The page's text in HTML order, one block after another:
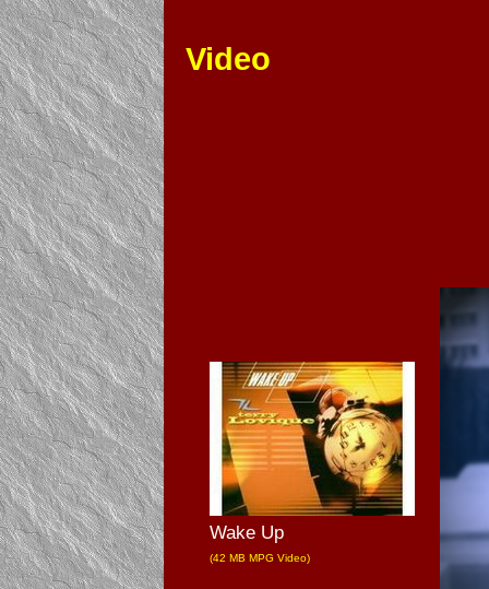
Video
Wake Up
(42 MB MPG Video)